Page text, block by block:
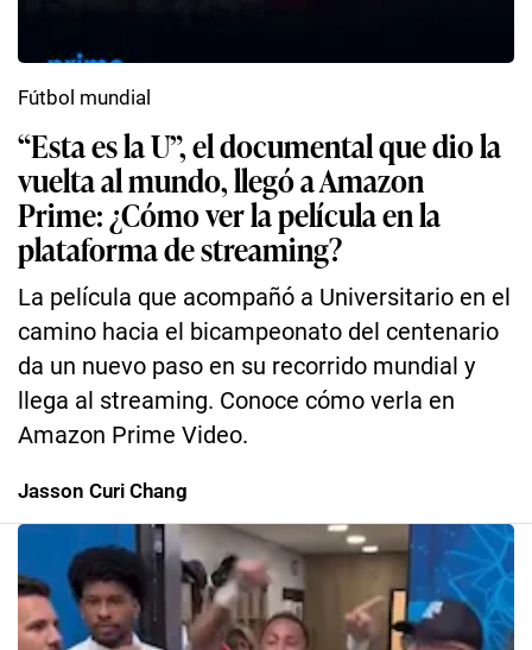
“Esta es la U”, el documental que dio la
vuelta al mundo, llegó a Amazon
Prime: ¿Cómo ver la película en la
plataforma de streaming?
La película que acompañó a Universitario en el
camino hacia el bicampeonato del centenario
da un nuevo paso en su recorrido mundial y
llega al streaming. Conoce cómo verla en
Amazon Prime Video.
Fútbol mundial
Jasson Curi Chang